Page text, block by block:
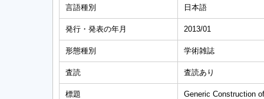
言語種別 日本語
発行・発表の年月 2013/01
形態種別 学術雑誌
査読 査読あり
標題 Generic Construction